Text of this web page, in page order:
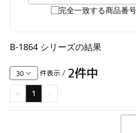
S
キャスター・アジャスター
K・KC
断熱・ライト・ラック
FD・FE
完全一致する商品番
B-1864 シリーズの結果
件表示 / 2件中
< 1 >